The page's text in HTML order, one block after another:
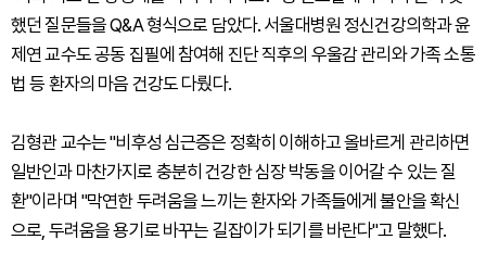
했던 질문들을 Q&A 형식으로 담았다. 서울대병원 정신건강의학과 윤
제연 교수도 공동 집필에 참여해 진단 직후의 우울감 관리와 가족 소통
법 등 환자의 마음 건강도 다뤘다.
김형관 교수는 "비후성 심근증은 정확히 이해하고 올바르게 관리하면
일반인과 마찬가지로 충분히 건강한 심장 박동을 이어갈 수 있는 질
환"이라며 "막연한 두려움을 느끼는 환자와 가족들에게 불안을 확신
으로, 두려움을 용기로 바꾸는 길잡이가 되기를 바란다"고 말했다.